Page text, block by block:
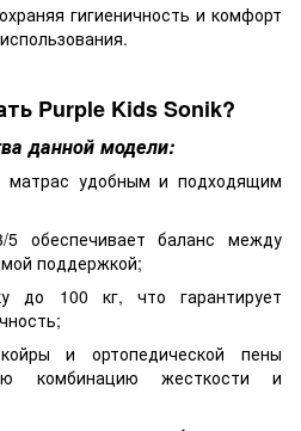
гигиеничность и комфорт
Purple Kids Sonik?
данной модели:
удобным и подходящим
5 обеспечивает баланс между
поддержкой;
до 100 кг, что гарантирует
и ортопедической пены
комбинацию жесткости и